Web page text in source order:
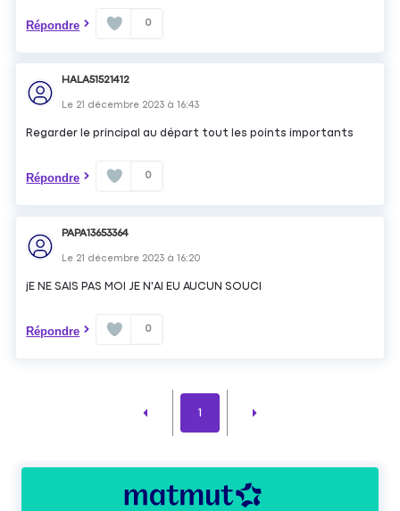
Répondre 0
HALA51521412
Le 21 décembre 2023 à16:43
Regarder le principal au départ tout les points importants
Répondre 0
PAPA13653364
Le 21 décembre 2023 à16:20
jE NE SAIS PAS MOI JE N'AI EU AUCUN SOUCI
Répondre 0
1